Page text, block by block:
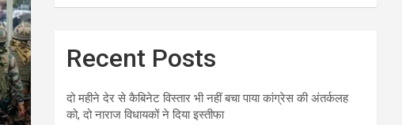
Recent Posts
दो महीने देर से कैबिनेट विस्तार भी नहीं बचा पाया कांग्रेस की अंतर्कलह
को, दो नाराज विधायकों ने दिया इस्तीफा